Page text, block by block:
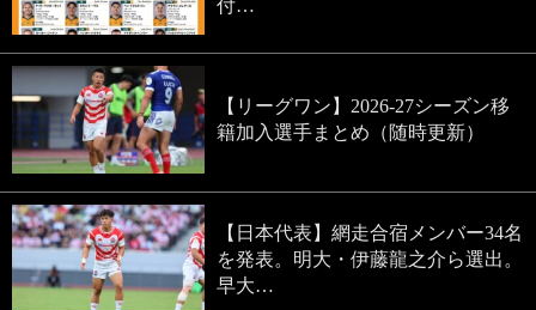
付…
【リーグワン】2026-27シーズン移
籍加入選手まとめ（随時更新）
【日本代表】網走合宿メンバー34名
を発表。明大・伊藤龍之介ら選出。
早大…